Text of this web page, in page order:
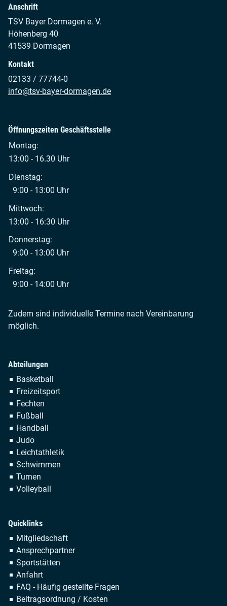
Anschrift
TSV Bayer Dormagen e. V.
Höhenberg 40
41539 Dormagen
Kontakt
02133 / 77744-0
info@tsv-bayer-dormagen.de
Öffnungszeiten Geschäftsstelle
Montag:
13:00 - 16.30 Uhr
Dienstag:
9:00 - 13:00 Uhr
Mittwoch:
13:00 - 16:30 Uhr
Donnerstag:
9:00 - 13:00 Uhr
Freitag:
9:00 - 14:00 Uhr
Zudem sind individuelle Termine nach Vereinbarung
möglich.
Abteilungen
Navigation
überspringen
Basketball
Freizeitsport
Fechten
Fußball
Handball
Judo
Leichtathletik
Schwimmen
Turnen
Volleyball
Quicklinks
Navigation
überspringen
Mitgliedschaft
Ansprechpartner
Sportstätten
Anfahrt
FAQ - Häufig gestellte Fragen
Beitragsordnung / Kosten